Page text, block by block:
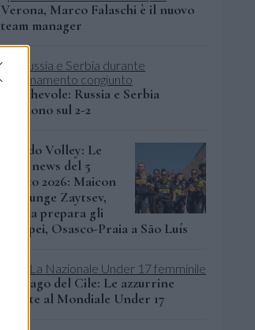
Verona, Marco Falaschi è il nuovo
team manager
Amichevole: Russia e Serbia
chiudono sul 2-2
Mondo Volley: Le
altre news del 5
agosto 2026: Maicon
raggiunge Zaytsev,
l’Italia prepara gli
Europei, Osasco-Praia a São Luís
Santiago del Cile: Le azzurrine
pronte al Mondiale Under 17